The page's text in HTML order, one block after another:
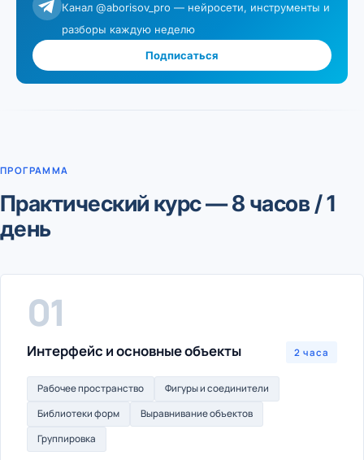
Канал @aborisov_pro — нейросети, инструменты и
разборы каждую неделю
Подписаться
ПРОГРАММА
Практический курс — 8 часов / 1
день
01
Интерфейс и основные объекты 2 часа
Рабочее пространство
Фигуры и соединители
Библиотеки форм
Выравнивание объектов
Группировка